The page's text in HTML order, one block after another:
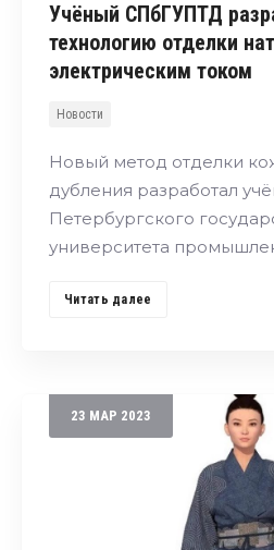
Учёный СПбГУПТД
технологию отделки
электрическим током
Новости
Новый метод отделки
дубления разработал
Петербургского
университета
Читать далее
23 МАР 2023